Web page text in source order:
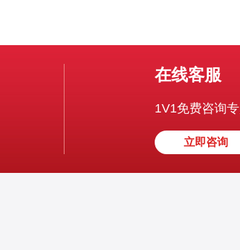
在线客服
1V1免费咨询
立即咨询